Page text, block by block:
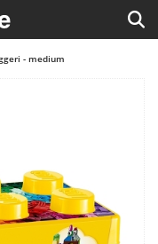
- medium